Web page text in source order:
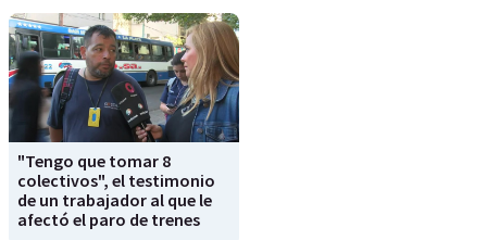
"Tengo que tomar 8
colectivos", el testimonio
de un trabajador al que le
afectó el paro de trenes